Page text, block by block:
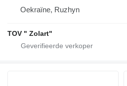
Oekraïne, Ruzhyn
TOV " Zolart"